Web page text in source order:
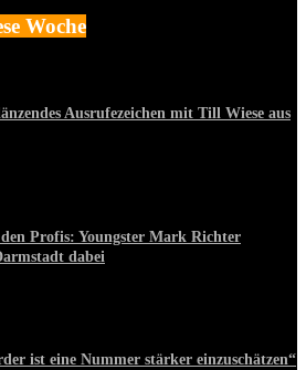
Woche
Ausrufezeichen mit Till Wiese aus
Profis: Youngster Mark Richter
dabei
ist eine Nummer stärker einzuschätzen“